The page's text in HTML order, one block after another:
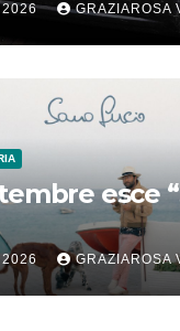
2026 GRAZIAROSA
esce
GRAZIAROSA